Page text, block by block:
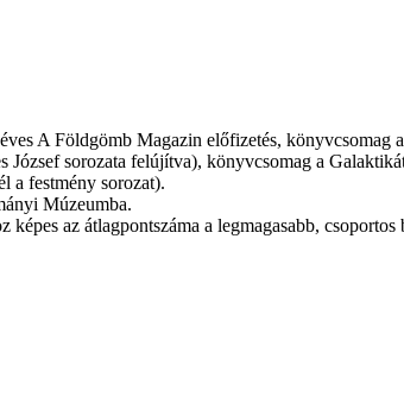
A Földgömb Magazin előfizetés,
sorozata felújítva), könyvcsomag a
a festmény sorozat).
Múzeumba.
az átlagpontszáma a legmagasabb,